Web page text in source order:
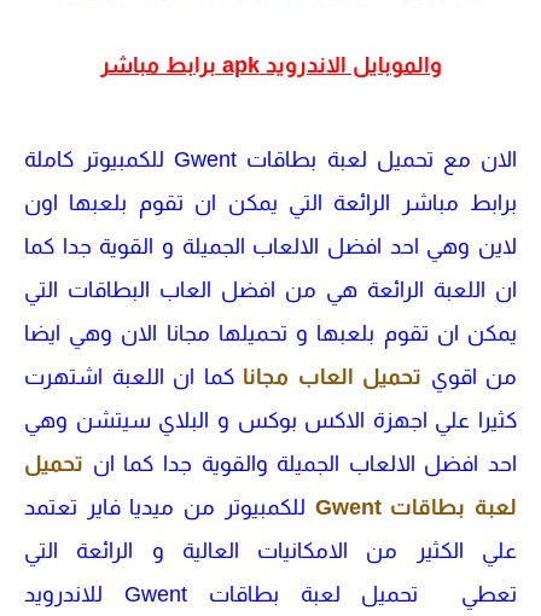
والموبايل الاندرويد apk برابط مباشر
الان مع تحميل لعبة بطاقات Gwent للكمبيوتر كاملة
برابط مباشر الرائعة التي يمكن ان تقوم بلعبها اون
لاين وهي احد افضل الالعاب الجميلة و القوية جدا كما
ان اللعبة الرائعة هي من افضل العاب البطاقات التي
يمكن ان تقوم بلعبها و تحميلها مجانا الان وهي ايضا
من اقوي تحميل العاب مجانا كما ان اللعبة اشتهرت
كثيرا علي اجهزة الاكس بوكس و البلاي سيتشن وهي
احد افضل الالعاب الجميلة والقوية جدا كما ان تحميل
لعبة بطاقات Gwent
للكمبيوتر من ميديا فاير تعتمد
علي الكثير من الامكانيات العالية و الرائعة التي
تعطي تحميل لعبة بطاقات Gwent للاندرويد